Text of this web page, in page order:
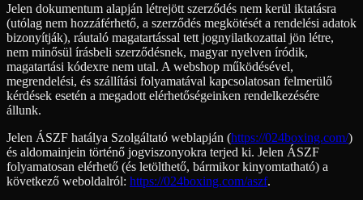
Jelen dokumentum alapján létrejött szerződés nem kerül iktatásra
(utólag nem hozzáférhető, a szerződés megkötését a rendelési adatok
bizonyítják), ráutaló magatartással tett jognyilatkozattal jön létre,
nem minősül írásbeli szerződésnek, magyar nyelven íródik,
magatartási kódexre nem utal. A webshop működésével,
megrendelési, és szállítási folyamatával kapcsolatosan felmerülő
kérdések esetén a megadott elérhetőségeinken rendelkezésére
állunk.
Jelen ÁSZF hatálya Szolgáltató weblapján (https://024boxing.com/)
és aldomainjein történő jogviszonyokra terjed ki. Jelen ÁSZF
folyamatosan elérhető (és letölthető, bármikor kinyomtatható) a
következő weboldalról: https://024boxing.com/aszf.